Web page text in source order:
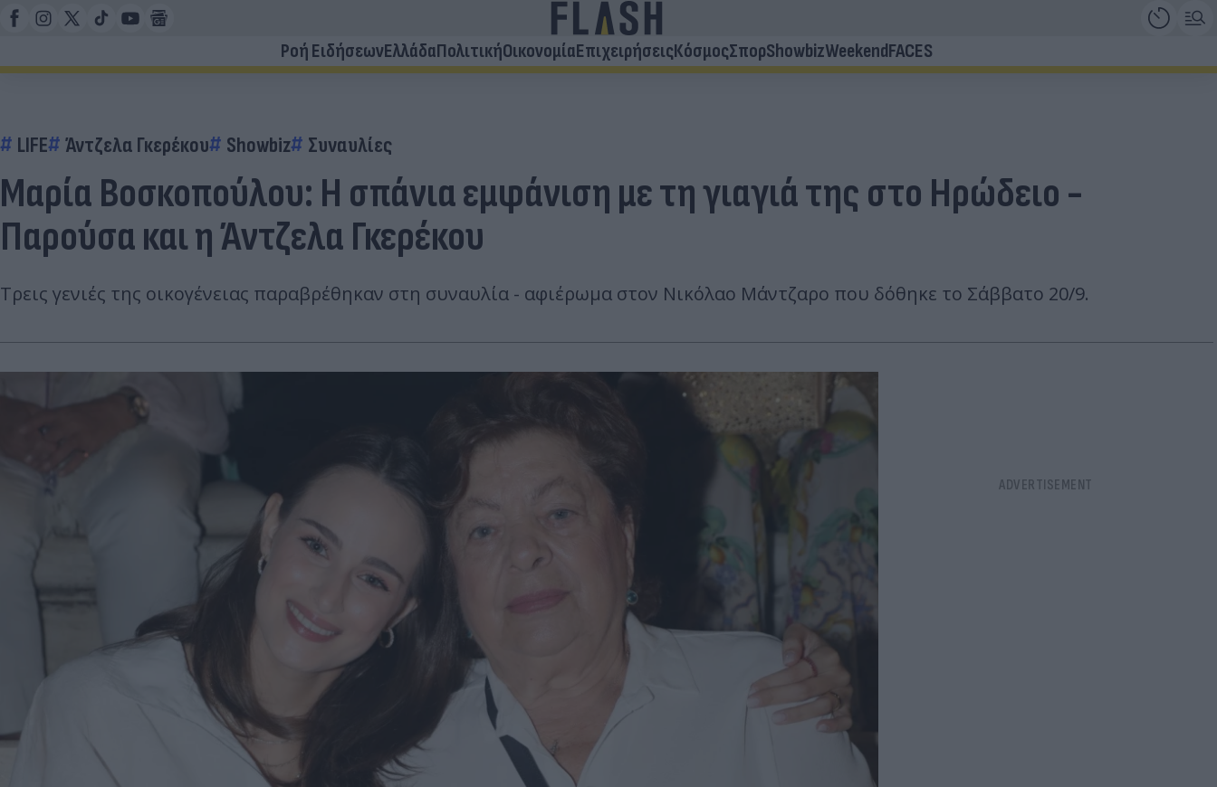
Ροή ΕιδήσεωνΕλλάδαΠολιτικήΟικονομίαΕπιχειρήσειςΚόσμοςΣπορShowbizWeekendFACES
LIFE Άντζελα Γκερέκου Showbiz Συναυλίες
Μαρία Βοσκοπούλου: Η σπάνια εμφάνιση με τη γιαγιά της στο Ηρώδειο -
Παρούσα και η Άντζελα Γκερέκου
Τρεις γενιές της οικογένειας παραβρέθηκαν στη συναυλία - αφιέρωμα στον Νικόλαο Μάντζαρο που δόθηκε το Σάββατο 20/9.